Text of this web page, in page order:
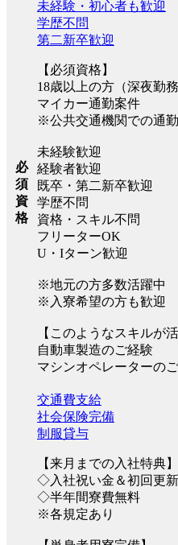
必
須
資
格
未経験・初心者も歓迎
学歴不問
第二新卒歓迎
【必須資格】
18歳以上の方（深夜勤
マイカー通勤案件
※公共交通機関での通
未経験歓迎
経験者歓迎
既卒・第二新卒歓迎
学歴不問
資格・スキル不問
フリーターOK
U・Iターン歓迎
※地元の方多数活躍中
※入寮希望の方も歓迎
【このようなスキルが
自動車製造のご経験
マシンオペレーターの
交通費支給
社会保険完備
制服貸与
【来月までの入社特典】
◇入社祝い金＆初回更
◇半年間寮費無料
※各規定あり